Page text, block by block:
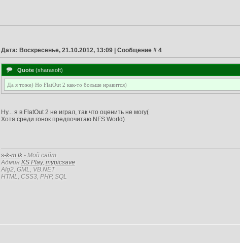
Дата: Воскресенье, 21.10.2012, 13:09 | Сообщение # 4
Quote(sharasoft)
Да я тоже) Но FlatOut 2 как-то больше нравится)
Ну... я в FlatOut 2 не играл, так что оценить не могу(
Хотя среди гонок предпочитаю NFS World)
s-k-m.tk- Мой сайт
Админ KS Play, mypicsave
Alg2, GML, VB.NET
HTML, CSS3, PHP, SQL